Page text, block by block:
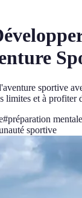
sportive
limites et à profiter
#préparation mentale
sportive